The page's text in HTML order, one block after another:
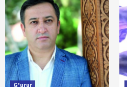
G'urur